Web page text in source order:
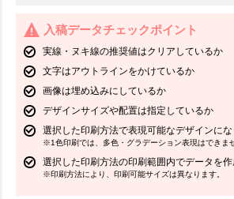
入稿データチェックポイント
実線・ヌキ線の推奨値はクリアしているか
文字はアウトラインをかけているか
画像は埋め込みにしているか
デザインサイズや配置は指定しているか
選択した印刷方法で表現可能なデザインに
※1色印刷では、多色・グラデーション表現はできま
選択した印刷方法の印刷範囲内でデータを
※印刷方法により、印刷可能サイズは異なります。